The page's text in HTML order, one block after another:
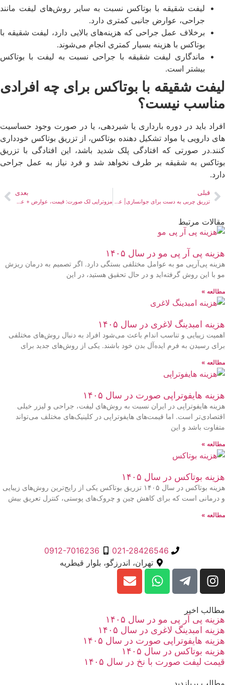
لیفت شقیقه با بوتاکس نسبت به سایر روش‌های لیفت مانند
جراحی، عوارض جانبی کمتری دارد.
برخلاف عمل جراحی که هزینه‌های بالایی دارد، لیفت شقیقه با
بوتاکس با هزینه بسیار کمتری انجام می‌شوند.
ماندگاری لیفت شقیقه با جراحی نسبت به لیفت با بوتاکس
بیشتر است.
لیفت شقیقه با بوتاکس برای چه افرادی
مناسب نیست؟
افراد باید در دوره بارداری یا شیردهی، یا در صورت وجود حساسیت
های دارویی یا مواد تشکیل دهنده بوتاکس، از تزریق بوتاکس خودداری
کنند.در صورتی که افتادگی پلک شدید باشد، این افتادگی با تزریق
بوتاکس به شقیقه بر طرف نخواهد شد و فرد نیاز به عمل جراحی
دارد.
قبلی
تزریق چربی به دست برای جوانسازی| عوارض، هزینه + عکس و فیلم
بعدی
مزوتراپی لک صورت: قیمت،‌ عوارض + عکس
مقالات مرتبط
هزینه پی آر پی مو در سال ۱۴۰۵
هزینه پی‌آرپی مو به عوامل مختلفی بستگی دارد. اگر تصمیم به درمان ریزش
مو با این روش گرفته‌اید و در حال تحقیق هستید، در این
مطالعه »
هزینه امبدینگ لاغری در سال ۱۴۰۵
اهمیت زیبایی و تناسب اندام باعث می‌شود افراد به دنبال روش‌های مختلفی
برای رسیدن به فرم ایده‌آل بدن خود باشند. یکی از روش‌های جدید برای
مطالعه »
هزینه هایفوتراپی صورت در سال ۱۴۰۵
هزینه هایفوتراپی در ایران نسبت به روش‌های لیفت، جراحی و لیزر خیلی
اقتصادی‌تر است. اما قیمت‌های هایفوتراپی در کلینیک‌های مختلف می‌تواند
متفاوت باشد و این
مطالعه »
هزینه بوتاکس در سال ۱۴۰۵
هزینه بوتاکس در سال ۱۴۰۵ تزریق بوتاکس یکی از رایج‌ترین روش‌های زیبایی
و درمانی است که برای کاهش چین و چروک‌های پوستی، کنترل تعریق بیش
مطالعه »
021-28426546
0912-7016236
تهران، اندرزگو، بلوار قیطریه
مطالب اخیر
هزینه پی آر پی مو در سال ۱۴۰۵
هزینه امبدینگ لاغری در سال ۱۴۰۵
هزینه هایفوتراپی صورت در سال ۱۴۰۵
هزینه بوتاکس در سال ۱۴۰۵
قیمت لیفت صورت با نخ در سال ۱۴۰۵
مطالب پربازدید